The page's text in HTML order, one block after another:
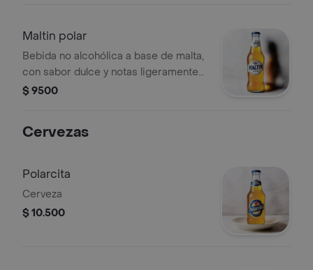
Maltin polar
Bebida no alcohólica a base de malta,
con sabor dulce y notas ligeramente
tostadas, ideal como refresco.
$ 9500
Cervezas
Polarcita
Cerveza
$ 10.500